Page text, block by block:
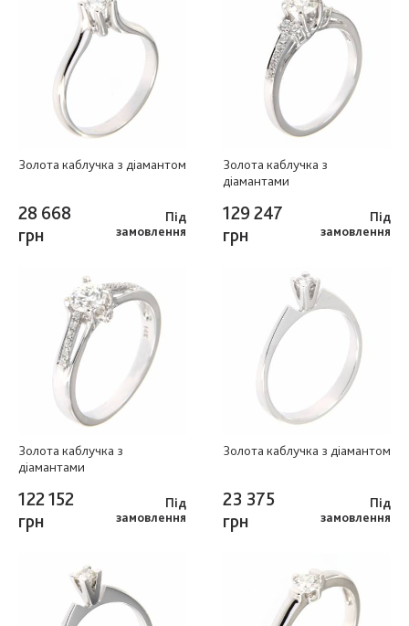
Золота каблучка з діамантом
28 668
грн
Під
замовлення
Золота каблучка з
діамантами
129 247
грн
Під
замовлення
Золота каблучка з
діамантами
122 152
грн
Під
замовлення
Золота каблучка з діамантом
23 375
грн
Під
замовлення